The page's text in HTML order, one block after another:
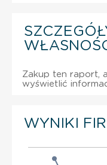
Zakup ten raport,
wyświetlić
WYNIKI